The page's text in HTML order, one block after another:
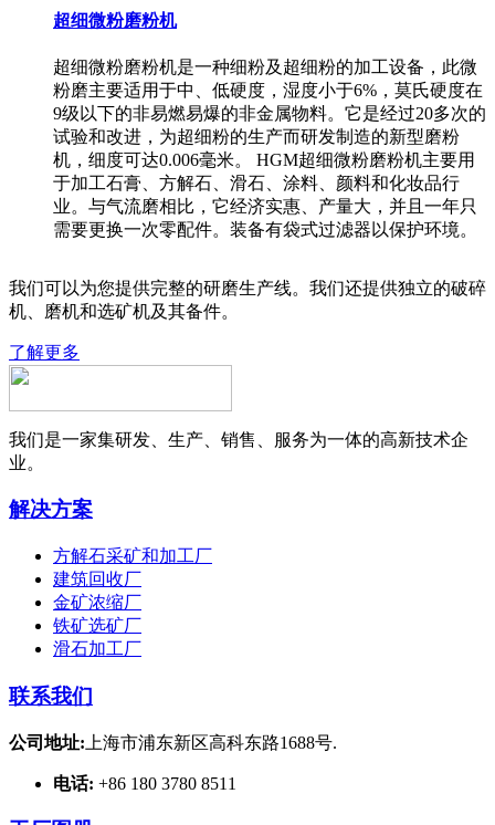
超细微粉磨粉机
超细微粉磨粉机是一种细粉及超细粉的加工设备，此微
粉磨主要适用于中、低硬度，湿度小于6%，莫氏硬度在
9级以下的非易燃易爆的非金属物料。它是经过20多次的
试验和改进，为超细粉的生产而研发制造的新型磨粉
机，细度可达0.006毫米。 HGM超细微粉磨粉机主要用
于加工石膏、方解石、滑石、涂料、颜料和化妆品行
业。与气流磨相比，它经济实惠、产量大，并且一年只
需要更换一次零配件。装备有袋式过滤器以保护环境。
我们可以为您提供完整的研磨生产线。我们还提供独立的破碎
机、磨机和选矿机及其备件。
了解更多
我们是一家集研发、生产、销售、服务为一体的高新技术企
业。
解决方案
方解石采矿和加工厂
建筑回收厂
金矿浓缩厂
铁矿选矿厂
滑石加工厂
联系我们
公司地址: 上海市浦东新区高科东路1688号.
电话: +86 180 3780 8511